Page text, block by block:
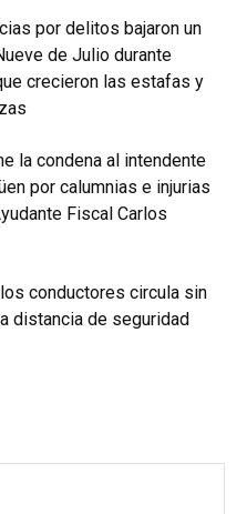
por delitos bajaron un
de Julio durante
crecieron las estafas y
la condena al intendente
por calumnias e injurias
Fiscal Carlos
conductores circula sin
distancia de seguridad